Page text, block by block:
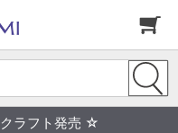
ラフト発売 ☆